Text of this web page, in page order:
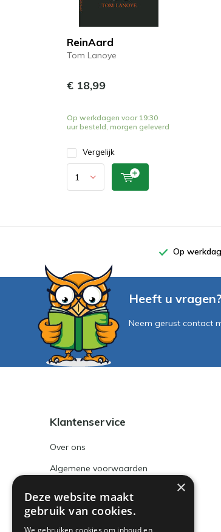
ReinAard
Tom Lanoye
€ 18,99
Op werkdagen voor 19:30
uur besteld, morgen geleverd
Vergelijk
Op
Heeft u vragen?
Neem gerust contact
Klantenservice
Over ons
Algemene voorwaarden
Privacy Policy
×
Deze website maakt
gebruik van cookies.
We gebruiken cookies om inhoud en